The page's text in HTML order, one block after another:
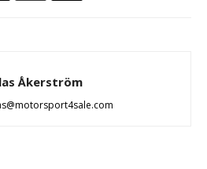
Åkerström